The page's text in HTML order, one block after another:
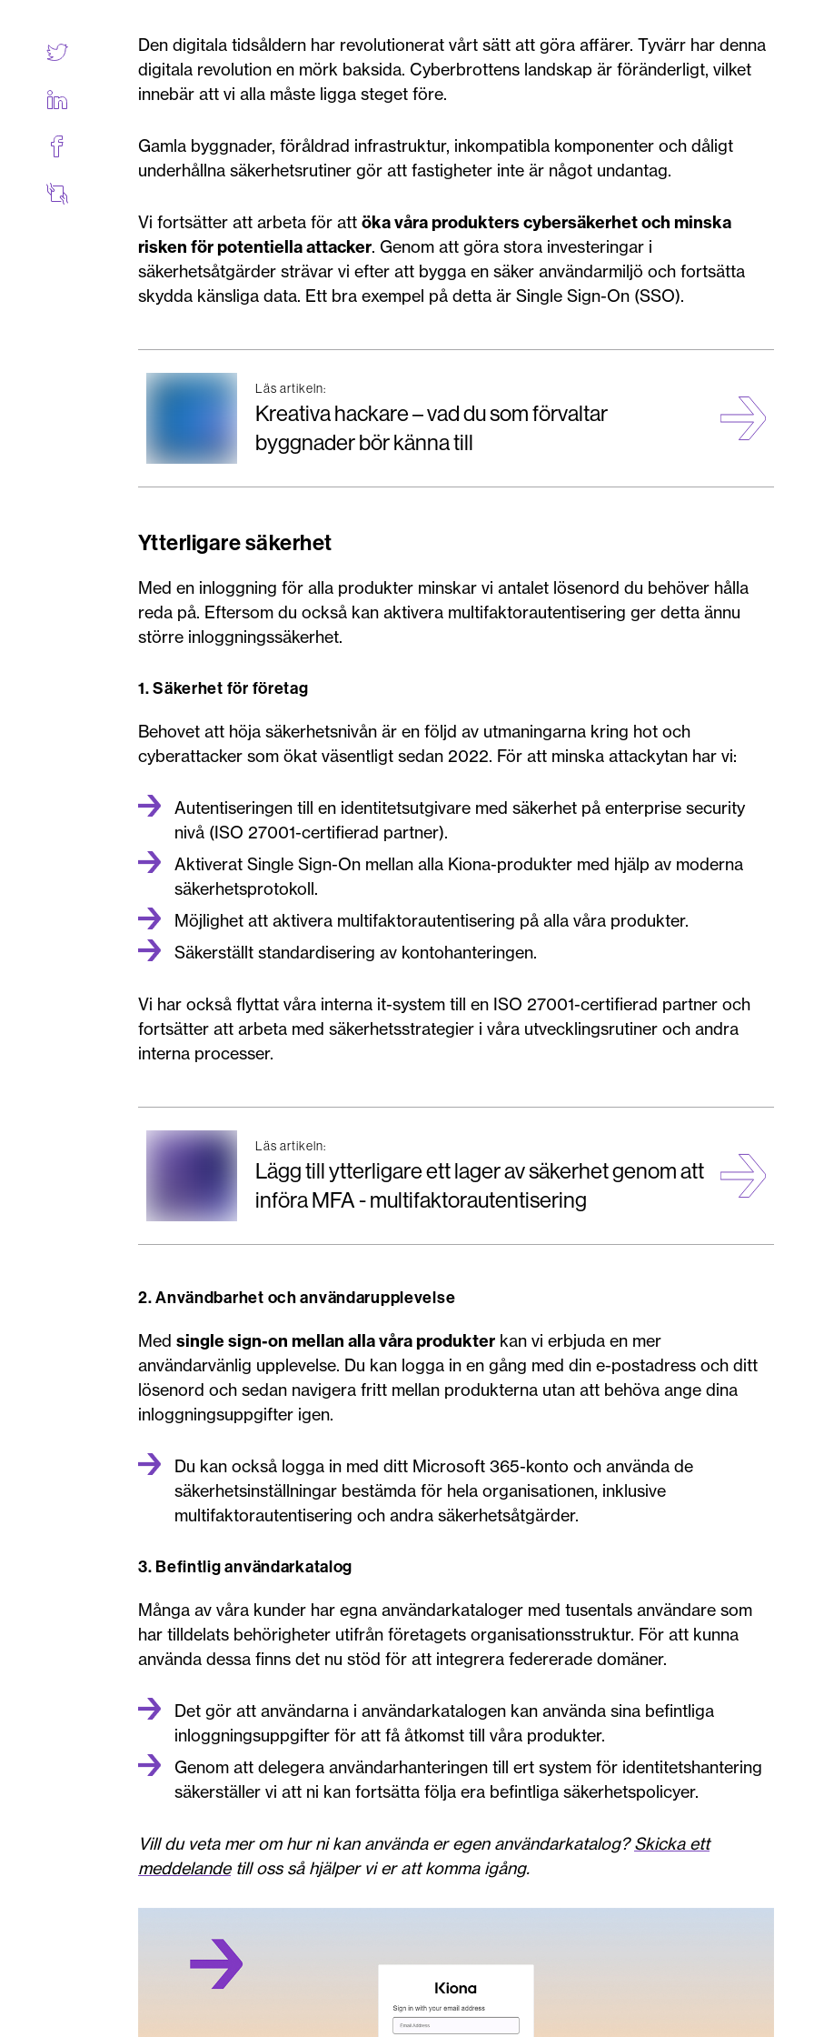
Den digitala tidsåldern har revolutionerat vårt sätt att göra affärer. Tyvärr har denna
digitala revolution en mörk baksida. Cyberbrottens landskap är föränderligt, vilket
innebär att vi alla måste ligga steget före.
Gamla byggnader, föråldrad infrastruktur, inkompatibla komponenter och dåligt
underhållna säkerhetsrutiner gör att fastigheter inte är något undantag.
Vi fortsätter att arbeta för att öka våra produkters cybersäkerhet och minska
risken för potentiella attacker. Genom att göra stora investeringar i
säkerhetsåtgärder strävar vi efter att bygga en säker användarmiljö och fortsätta
skydda känsliga data. Ett bra exempel på detta är Single Sign-On (SSO).
Läs artikeln:
Kreativa hackare – vad du som förvaltar
byggnader bör känna till
Ytterligare säkerhet
Med en inloggning för alla produkter minskar vi antalet lösenord du behöver hålla
reda på. Eftersom du också kan aktivera multifaktorautentisering ger detta ännu
större inloggningssäkerhet.
1. Säkerhet för företag
Behovet att höja säkerhetsnivån är en följd av utmaningarna kring hot och
cyberattacker som ökat väsentligt sedan 2022. För att minska attackytan har vi:
Autentiseringen till en identitetsutgivare med säkerhet på enterprise security
nivå (ISO 27001-certifierad partner).
Aktiverat Single Sign-On mellan alla Kiona-produkter med hjälp av moderna
säkerhetsprotokoll.
Möjlighet att aktivera multifaktorautentisering på alla våra produkter.
Säkerställt standardisering av kontohanteringen.
Vi har också flyttat våra interna it-system till en ISO 27001-certifierad partner och
fortsätter att arbeta med säkerhetsstrategier i våra utvecklingsrutiner och andra
interna processer.
Läs artikeln:
Lägg till ytterligare ett lager av säkerhet genom att
införa MFA - multifaktorautentisering
2. Användbarhet och användarupplevelse
Med single sign-on mellan alla våra produkter kan vi erbjuda en mer
användarvänlig upplevelse. Du kan logga in en gång med din e-postadress och ditt
lösenord och sedan navigera fritt mellan produkterna utan att behöva ange dina
inloggningsuppgifter igen.
Du kan också logga in med ditt Microsoft 365-konto och använda de
säkerhetsinställningar bestämda för hela organisationen, inklusive
multifaktorautentisering och andra säkerhetsåtgärder.
3. Befintlig användarkatalog
Många av våra kunder har egna användarkataloger med tusentals användare som
har tilldelats behörigheter utifrån företagets organisationsstruktur. För att kunna
använda dessa finns det nu stöd för att integrera federerade domäner.
Det gör att användarna i användarkatalogen kan använda sina befintliga
inloggningsuppgifter för att få åtkomst till våra produkter.
Genom att delegera användarhanteringen till ert system för identitetshantering
säkerställer vi att ni kan fortsätta följa era befintliga säkerhetspolicyer.
Vill du veta mer om hur ni kan använda er egen användarkatalog?Skicka ett
meddelandetill oss så hjälper vi er att komma igång.